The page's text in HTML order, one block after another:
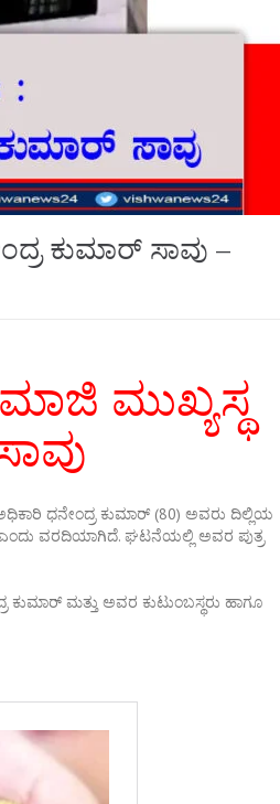
ಕುಮಾರ್ ಸಾವು –
ಮುಖ್ಯಸ್ಥ
ಧನೇಂದ್ರ ಕುಮಾರ್ (80) ಅವರು ದಿಲ್ಲಿಯ
ಎಂದು ವರದಿಯಾಗಿದೆ. ಘಟನೆಯಲ್ಲಿ ಅವರ ಪುತ್ರ
ಮತ್ತು ಅವರ ಕುಟುಂಬಸ್ಥರು ಹಾಗೂ